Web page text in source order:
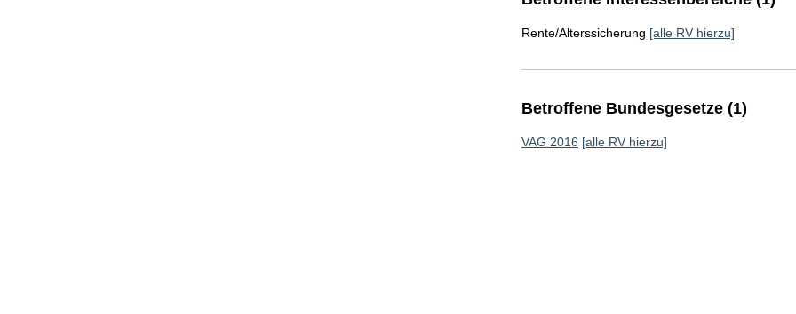
Rente/Alterssicherung [alle RV hierzu]
Betroffene Bundesgesetze (1)
VAG 2016 [alle RV hierzu]